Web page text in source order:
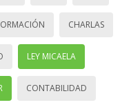
CHARLAS
LEY MICAELA
CONTABILIDAD